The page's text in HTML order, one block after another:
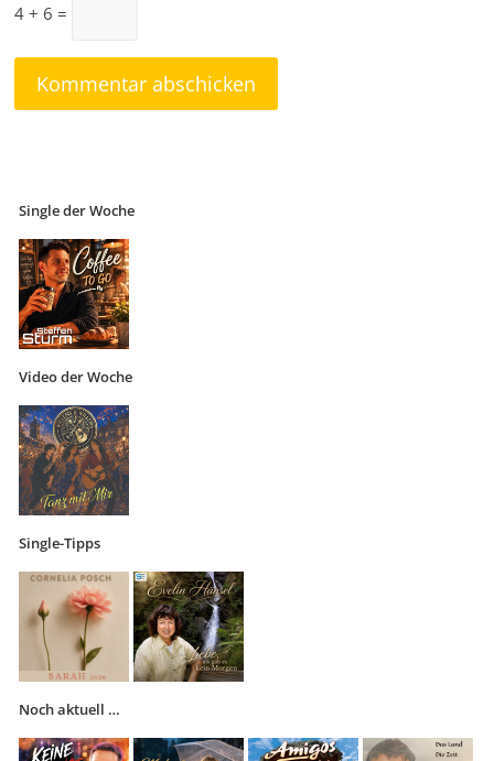
4 + 6 =
Single der Woche
Video der Woche
Single-Tipps
Noch aktuell …